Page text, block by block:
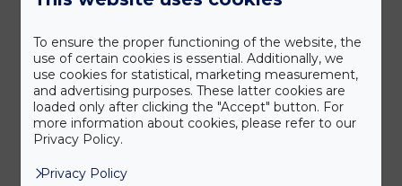
Super EPA 1000 Omega-3
10 700Ft bruttó
To ensure the proper functioning of the website, the
use of certain cookies is essential. Additionally, we
use cookies for statistical, marketing measurement,
and advertising purposes. These latter cookies are
loaded only after clicking the "Accept" button. For
more information about cookies, please refer to our
Privacy Policy.
Privacy Policy